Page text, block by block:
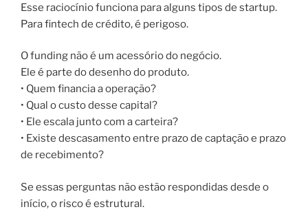
Esse raciocínio funciona para alguns tipos de startup.
Para fintech de crédito, é perigoso.
O funding não é um acessório do negócio.
Ele é parte do desenho do produto.
• Quem financia a operação?
• Qual o custo desse capital?
• Ele escala junto com a carteira?
• Existe descasamento entre prazo de captação e prazo
de recebimento?
Se essas perguntas não estão respondidas desde o
início, o risco é estrutural.